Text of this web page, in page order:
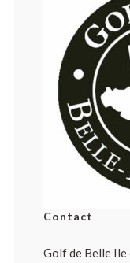
Contact
Golf de Belle Ile